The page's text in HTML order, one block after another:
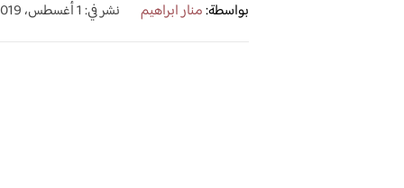
بواسطة:منار ابراهيم نشر في: 1 أغسطس، 2019